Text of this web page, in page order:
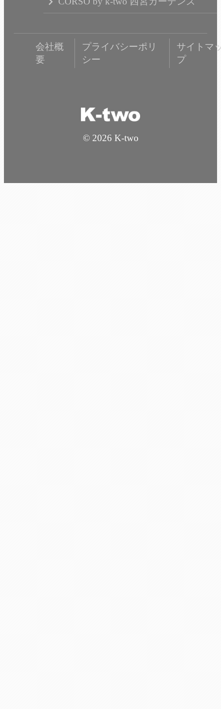
会社概
要
プライバシーポリ
シー
サイトマ
プ
© 2026 K-two